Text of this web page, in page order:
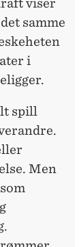
viser
samme
i
spill
Men